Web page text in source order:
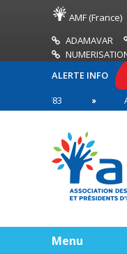
AMF (France)
ADAMAVAR
ALERTE INFO
ligne
Menu